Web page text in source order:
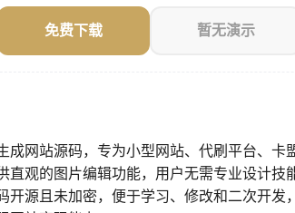
免费下载 暂无演示
网站源码，专为小型网站、代刷平台、卡
观的图片编辑功能，用户无需专业设计技
源且未加密，便于学习、修改和二次开发